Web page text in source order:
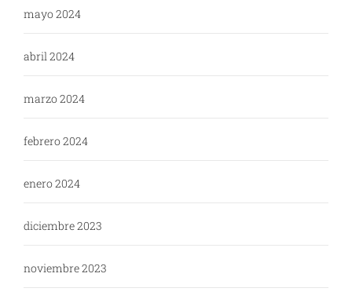
mayo 2024
abril 2024
marzo 2024
febrero 2024
enero 2024
diciembre 2023
noviembre 2023